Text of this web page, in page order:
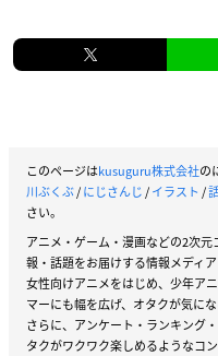
このページはkusuguru株式会社の
川ぶくぶ/にじさんじ/イラスト /
さい。
アニメ・ゲーム・漫画などの2次
報・話題をお届けする情報メディア
女性向けアニメをはじめ、少年ア
マーにも幅を広げ、オタクが気に
さらに、アンケート・ランキング
タクがワクワク楽しめるようなコ